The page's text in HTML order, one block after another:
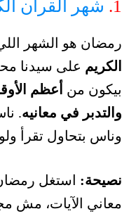
1. شهر القرآن
رمضان هو الشهر
الكريم على سيدنا
بيكون من أعظم
والتدبر في معانيه.
وناس بتحاول تقرأ
نصيحة: استغل
معاني الآيات، مش